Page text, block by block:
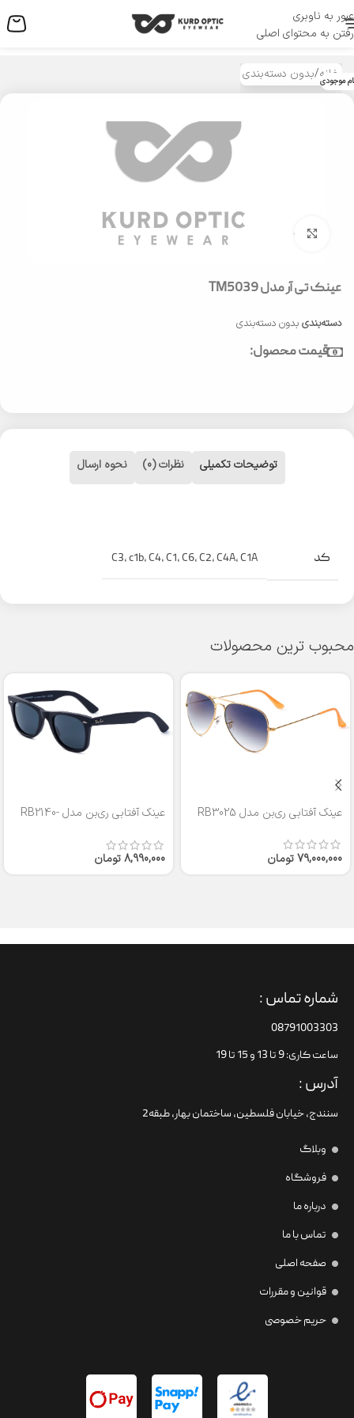
عبور به ناوبری
رفتن به محتوای اصلی
منو
خانه/بدون دسته‌بندی موجودی
بزرگنمایی تصویر
عینک تی آر مدل TM5039
دسته‌بندی بدون دسته‌بندی
قیمت محصول:
توضیحات تکمیلی نظرات (0) نحوه ارسال
کد C3,c1b,C4,C1,C6,C2,C4A,C1A
محبوب ترین محصولات
عینک آفتابی ری‌بن مدل RB3025
79,000,000تومان
عینک آفتابی ری‌بن مدل RB2140-
8,990,000تومان
شماره تماس :
08791003303
ساعت کاری: 9 تا 13 و 15 تا 19
آدرس :
سنندج، خیابان فلسطین،‌ ساختمان بهار، طبقه2
وبلاگ
فروشگاه
درباره ما
تماس با ما
صفحه اصلی
قوانین و مقررات
حریم خصوصی